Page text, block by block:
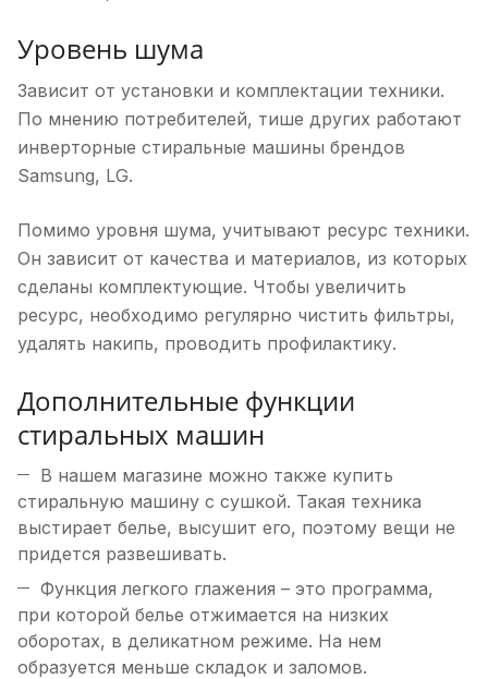
Уровень шума
Зависит от установки и комплектации техники.
По мнению потребителей, тише других работают
инверторные стиральные машины брендов
Samsung, LG.
Помимо уровня шума, учитывают ресурс техники.
Он зависит от качества и материалов, из которых
сделаны комплектующие. Чтобы увеличить
ресурс, необходимо регулярно чистить фильтры,
удалять накипь, проводить профилактику.
Дополнительные функции
стиральных машин
В нашем магазине можно также купить
стиральную машину с сушкой. Такая техника
выстирает белье, высушит его, поэтому вещи не
придется развешивать.
Функция легкого глажения – это программа,
при которой белье отжимается на низких
оборотах, в деликатном режиме. На нем
образуется меньше складок и заломов.